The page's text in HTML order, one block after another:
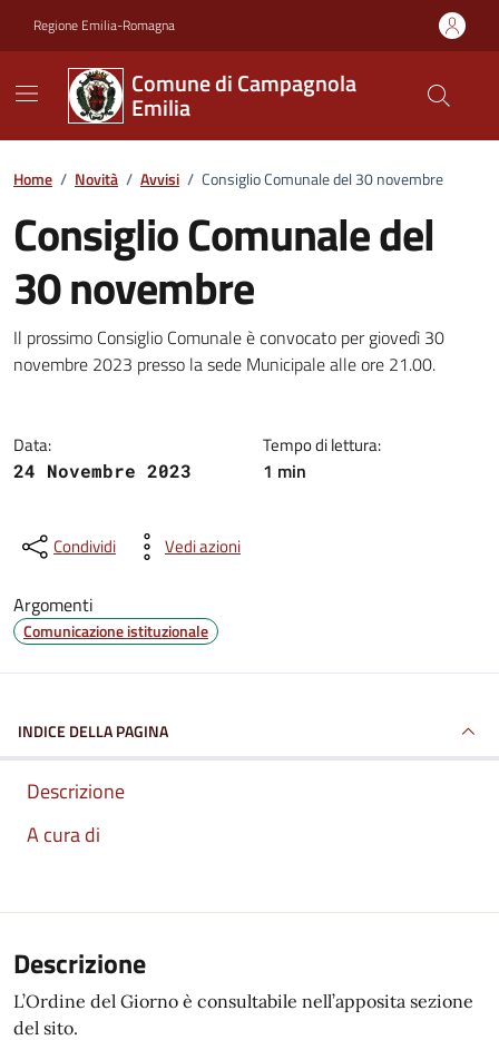
Regione Emilia-Romagna
Comune di Campagnola
Emilia
Home / Novità / Avvisi / Consiglio Comunale del 30 novembre
Consiglio Comunale del
30 novembre
Dettagli della notizia
Il prossimo Consiglio Comunale è convocato per giovedì 30
novembre 2023 presso la sede Municipale alle ore 21.00.
Data:
24 Novembre 2023
Tempo di lettura:
1 min
Condividi Vedi azioni
Argomenti
Comunicazione istituzionale
INDICE DELLA PAGINA
Descrizione
A cura di
Descrizione
L’Ordine del Giorno è consultabile nell’apposita sezione
del sito.